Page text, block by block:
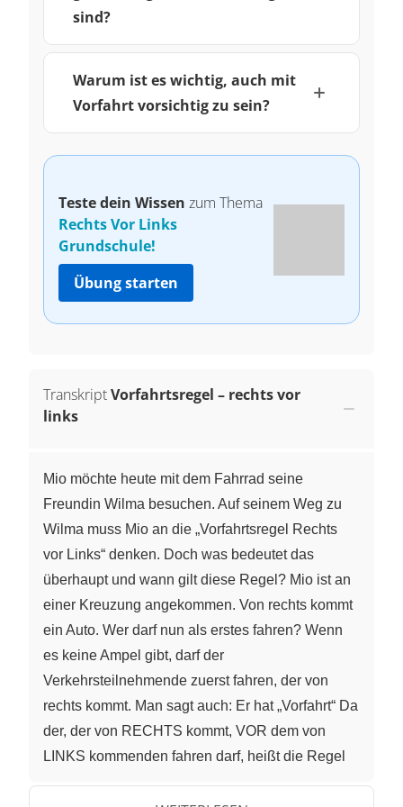
sind?
Warum ist es wichtig, auch mit
Vorfahrt vorsichtig zu sein?
Teste dein Wissen zum Thema
Rechts Vor Links
Grundschule!
Übung starten
TranskriptVorfahrtsregel – rechts vor
links
Mio möchte heute mit dem Fahrrad seine
Freundin Wilma besuchen. Auf seinem Weg zu
Wilma muss Mio an die „Vorfahrtsregel Rechts
vor Links“ denken. Doch was bedeutet das
überhaupt und wann gilt diese Regel? Mio ist an
einer Kreuzung angekommen. Von rechts kommt
ein Auto. Wer darf nun als erstes fahren? Wenn
es keine Ampel gibt, darf der
Verkehrsteilnehmende zuerst fahren, der von
rechts kommt. Man sagt auch: Er hat „Vorfahrt“ Da
der, der von RECHTS kommt, VOR dem von
LINKS kommenden fahren darf, heißt die Regel